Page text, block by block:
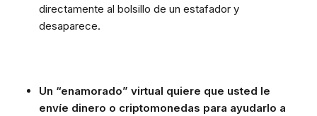
directamente al bolsillo de un estafador y
desaparece.
Un “enamorado” virtual quiere que usted le
envíe dinero o criptomonedas para ayudarlo a